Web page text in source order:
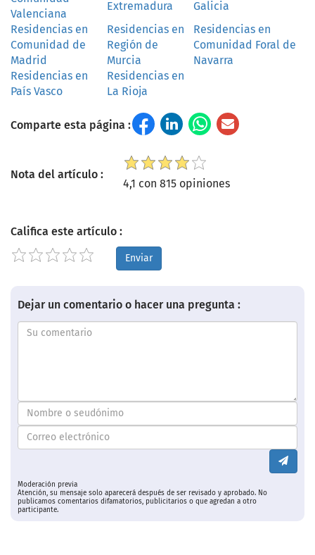
Valenciana
Extremadura
Galicia
Residencias en
Comunidad de
Madrid
Residencias en
Región de
Murcia
Residencias en
Comunidad Foral de
Navarra
Residencias en
País Vasco
Residencias en
La Rioja
Comparte esta página :
Nota del artículo :
4,1 con 815 opiniones
Califica este artículo :
Enviar
Dejar un comentario o hacer una pregunta :
Moderación previa
Atención, su mensaje solo aparecerá después de ser revisado y aprobado. No
publicamos comentarios difamatorios, publicitarios o que agredan a otro
participante.